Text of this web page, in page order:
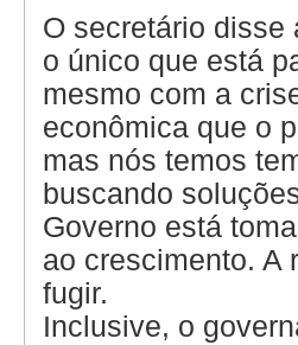
O secretário disse
o único que está
mesmo com a
econômica que o
mas nós temos
buscando
Governo está
ao crescimento. A
fugir.
Inclusive, o